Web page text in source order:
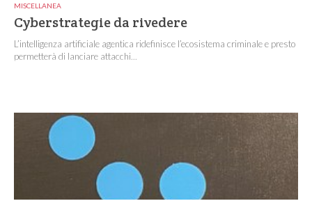
MISCELLANEA
Cyberstrategie da rivedere
L’intelligenza artificiale agentica ridefinisce l’ecosistema criminale e presto
permetterà di lanciare attacchi...